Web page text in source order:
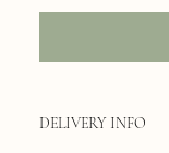
DELIVERY INFO